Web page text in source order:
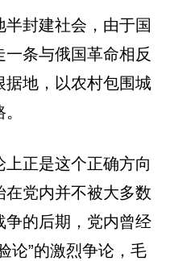
半封建社会，由于国
条与俄国革命相反
据地，以农村包围城
正是这个正确方向
在党内并不被大多数
争的后期，党内曾经
论”的激烈争论，毛